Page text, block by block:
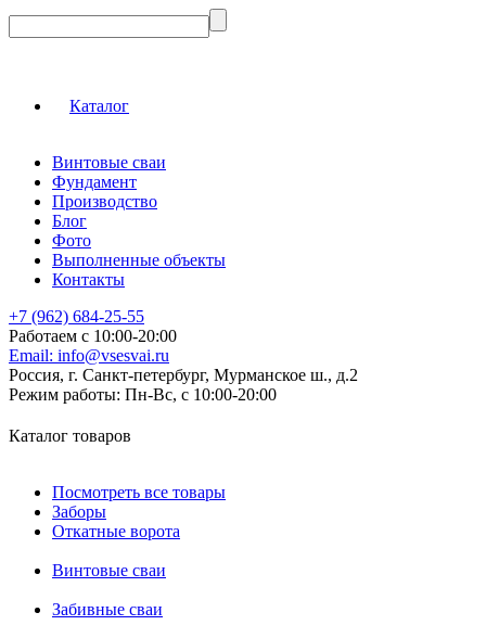
Каталог
Винтовые сваи
Фундамент
Производство
Блог
Фото
Выполненные объекты
Контакты
+7 (962) 684-25-55
Работаем с 10:00-20:00
Email: info@vsesvai.ru
Россия, г. Санкт-петербург, Мурманское ш., д.2
Режим работы: Пн-Вс, с 10:00-20:00
Каталог товаров
Посмотреть все товары
Заборы
Откатные ворота
Винтовые сваи
Забивные сваи